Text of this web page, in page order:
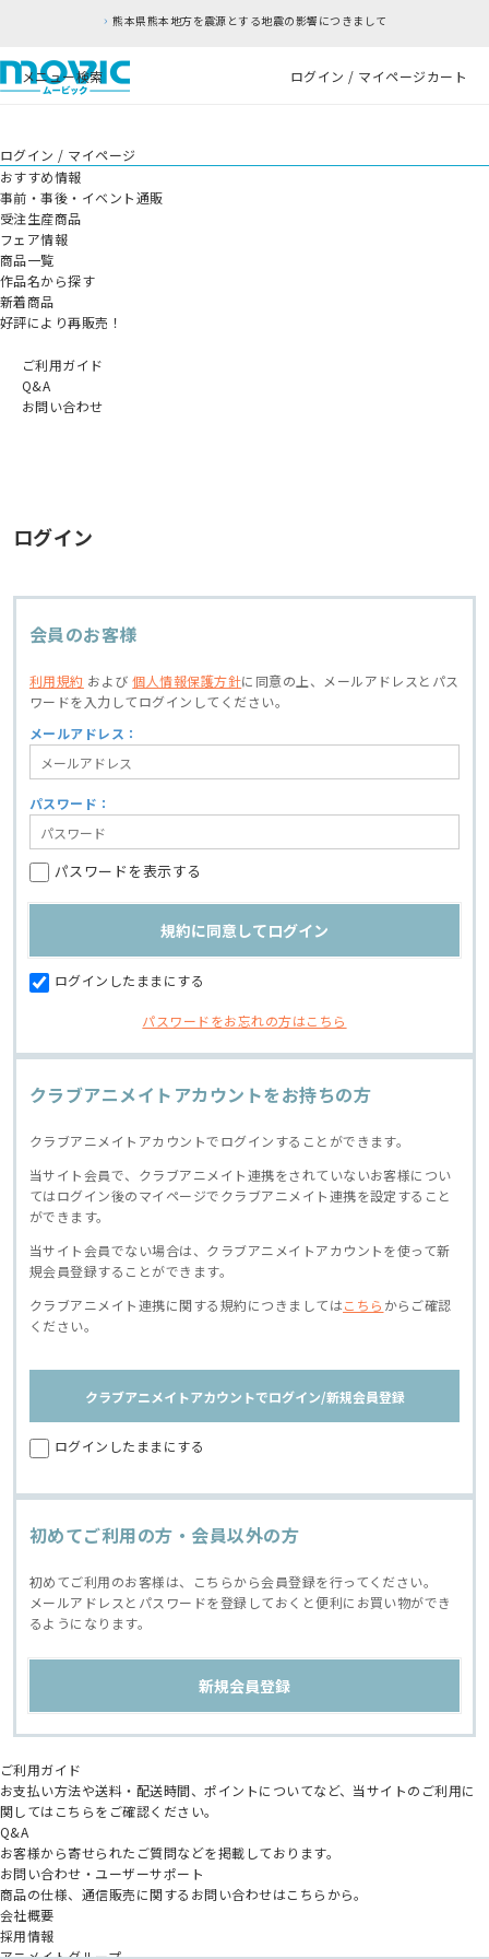
熊本県熊本地方を震源とする地震の影響につきまして
メニュー検索 ログイン / マイページカート
ログイン / マイページ
おすすめ情報
事前・事後・イベント通販
受注生産商品
フェア情報
商品一覧
作品名から探す
新着商品
好評により再販売！
ご利用ガイド
Q&A
お問い合わせ
ログイン
会員のお客様
利用規約 および個人情報保護方針に同意の上、
メールアドレスとパス
ワードを入力してログインしてください。
メールアドレス：
パスワード：
パスワードを表示する
ログインしたままにする
パスワードをお忘れの方はこちら
クラブアニメイトアカウントをお持ちの方
クラブアニメイトアカウントでログインすることができます。
当サイト会員で、クラブアニメイト連携をされていないお客様につい
てはログイン後のマイページでクラブアニメイト連携を設定すること
ができます。
当サイト会員でない場合は、クラブアニメイトアカウントを使って新
規会員登録することができます。
クラブアニメイト連携に関する規約につきましてはこちら からご確認
ください。
クラブアニメイトアカウントでログイン/新規会員登録
ログインしたままにする
初めてご利用の方・会員以外の方
初めてご利用のお客様は、こちらから会員登録を行ってください。
メールアドレスとパスワードを登録しておくと便利にお買い物ができ
るようになります。
ご利用ガイド
お支払い方法や送料・配送時間、ポイントについてなど、当サイトのご利用に
関してはこちらをご確認ください。
Q&A
お客様から寄せられたご質問などを掲載しております。
お問い合わせ・ユーザーサポート
商品の仕様、通信販売に関するお問い合わせはこちらから。
会社概要
採用情報